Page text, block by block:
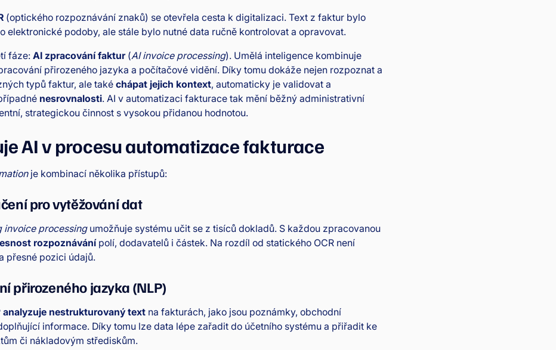
(optického rozpoznávání znaků) se otevřela cesta k digitalizaci. Text z faktur bylo
elektronické podoby, ale stále bylo nutné data ručně kontrolovat a opravovat.
fáze:AI zpracování faktur(AI invoice processing). Umělá inteligence kombinuje
přirozeného jazyka a počítačové vidění. Díky tomu dokáže nejen rozpoznat a
typů faktur, ale také chápat jejich kontext, automaticky je validovat a
nesrovnalosti. AI v automatizaci fakturace tak mění běžný administrativní
strategickou činnost s vysokou přidanou hodnotou.
AI v procesu automatizace fakturace
je kombinací několika přístupů:
pro vytěžování dat
invoice processingumožňuje systému učit se z tisíců dokladů. S každou zpracovanou
rozpoznávánípolí, dodavatelů i částek. Na rozdíl od statického OCR není
přesné pozici údajů.
přirozeného jazyka (NLP)
analyzuje nestrukturovaný text na fakturách, jako jsou poznámky, obchodní
informace. Díky tomu lze data lépe zařadit do účetního systému a přiřadit ke
či nákladovým střediskům.